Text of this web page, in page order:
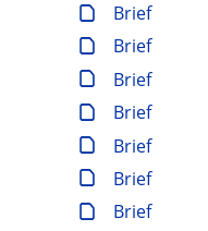
Brief
Brief
Brief
Brief
Brief
Brief
Brief